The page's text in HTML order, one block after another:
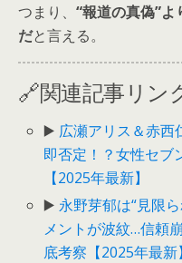
つまり、 “報道の真偽”
だと言える。
🔗関連記事リン
▶️ 広瀬アリス＆赤
即否定！？女性セブ
【2025年最新】
▶️ 永野芽郁は“見限
メントが波紋…信頼
底考察【2025年最新】